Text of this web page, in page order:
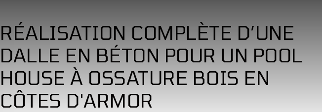
RÉALISATION COMPLÈTE D’UNE
DALLE EN BÉTON POUR UN POOL
HOUSE À OSSATURE BOIS EN
CÔTES D'ARMOR